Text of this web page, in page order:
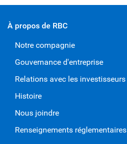
À propos de RBC
Notre compagnie
Gouvernance d'entreprise
Relations avec les investisseurs
Histoire
Nous joindre
Renseignements réglementaires